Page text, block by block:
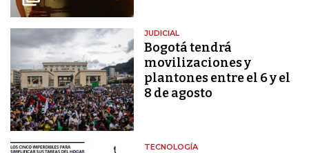
JUDICIAL
Bogotá tendrá
movilizaciones y
plantones entre el 6 y el
8 de agosto
TECNOLOGÍA